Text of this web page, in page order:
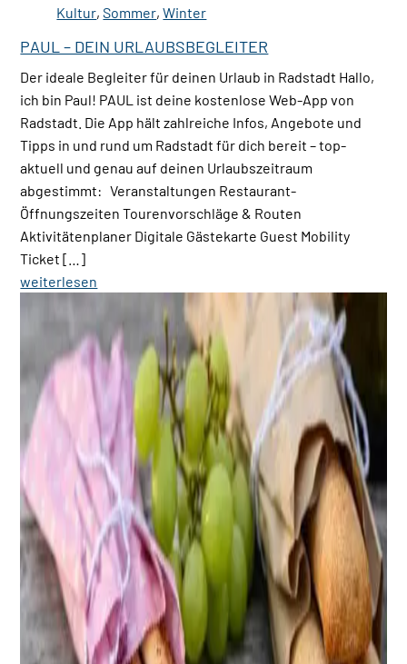
Kultur,Sommer,Winter
PAUL – DEIN URLAUBSBEGLEITER
Der ideale Begleiter für deinen Urlaub in Radstadt Hallo,
ich bin Paul! PAUL ist deine kostenlose Web-App von
Radstadt. Die App hält zahlreiche Infos, Angebote und
Tipps in und rund um Radstadt für dich bereit – top-
aktuell und genau auf deinen Urlaubszeitraum
abgestimmt: Veranstaltungen Restaurant-
Öffnungszeiten Tourenvorschläge & Routen
Aktivitätenplaner Digitale Gästekarte Guest Mobility
Ticket […]
weiterlesen